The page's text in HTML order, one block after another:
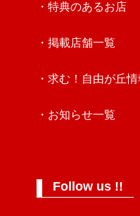
・特典のあるお店
・掲載店舗一覧
・求む！自由が丘
・お知らせ一覧
Follow us !!